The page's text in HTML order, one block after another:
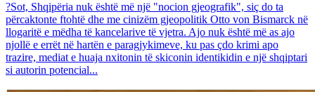
?Sot, Shqipëria nuk është më një "nocion gjeografik", siç do ta
përcaktonte ftohtë dhe me cinizëm gjeopolitik Otto von Bismarck në
llogaritë e mëdha të kancelarive të vjetra. Ajo nuk është më as ajo
njollë e errët në hartën e paragjykimeve, ku pas çdo krimi apo
trazire, mediat e huaja nxitonin të skiconin identikidin e një shqiptari
si autorin potencial...